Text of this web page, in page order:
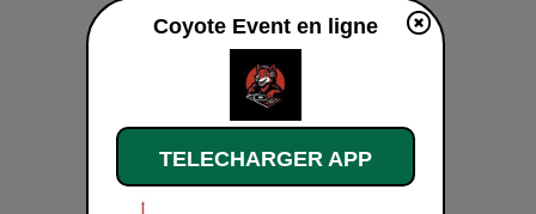
Coyote Event en ligne
TELECHARGER APP